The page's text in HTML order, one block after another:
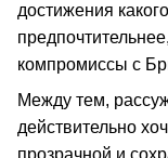
достижения
компромиссы с
Между тем,
действительно
прозрачной и